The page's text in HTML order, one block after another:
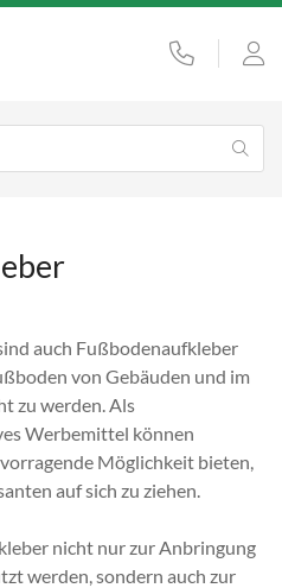
auch Fußbodenaufkleber
von Gebäuden und im
zu werden. Als
Werbemittel können
Möglichkeit bieten,
auf sich zu ziehen.
nicht nur zur Anbringung
werden, sondern auch zur